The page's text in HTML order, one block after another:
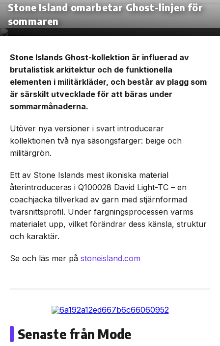
Stone Island omarbetar Ghost-linjen för
sommaren
Stone Islands Ghost-kollektion är influerad av
brutalistisk arkitektur och de funktionella
elementen i militärkläder, och består av plagg som
är särskilt utvecklade för att bäras under
sommarmånaderna.
Utöver nya versioner i svart introducerar
kollektionen två nya säsongsfärger: beige och
militärgrön.
Ett av Stone Islands mest ikoniska material
återintroduceras i Q100028 David Light-TC – en
coachjacka tillverkad av garn med stjärnformad
tvärsnittsprofil. Under färgningsprocessen värms
materialet upp, vilket förändrar dess känsla, struktur
och karaktär.
Se och läs mer på stoneisland.com
Senaste från Mode